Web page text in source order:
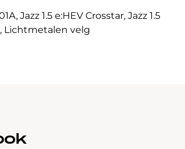
, Jazz 1.5 e:HEV Crosstar, Jazz 1.5
, Lichtmetalen velg